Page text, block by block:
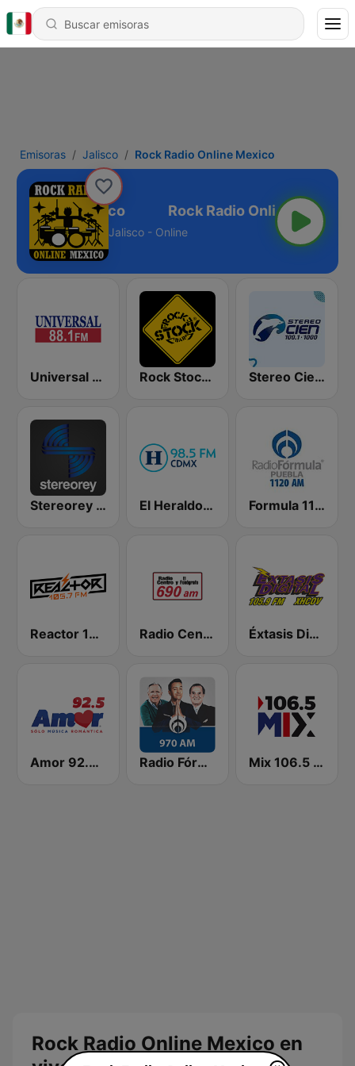
Emisoras Jalisco Rock Radio Online Mexico
Online Mexico
Jalisco - Online
Universal 88.1 FM Rock Stock Bar Stereo Cien 100.1 FM
Stereorey México El Heraldo de México Formula 1120 AM
Reactor 105.7 FM Radio Centro y El Fonógrafo Éxtasis Digital Guadalajara
Amor 92.5 FM Radio Fórmula 970 AM Mix 106.5 Querétaro
Rock Radio Online Mexico en